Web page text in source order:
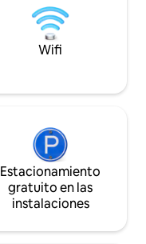
en casa. Te
aquí.
Wifi
Estacionamiento
gratuito en las
instalaciones